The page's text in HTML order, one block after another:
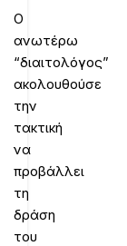
Ο
ανωτέρω
“διαιτολόγος”
ακολουθούσε
την
τακτική
να
προβάλλει
τη
δράση
του